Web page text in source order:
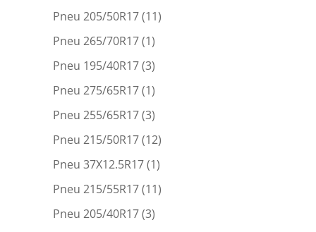
Pneu 205/50R17(11)
Pneu 265/70R17(1)
Pneu 195/40R17(3)
Pneu 275/65R17(1)
Pneu 255/65R17(3)
Pneu 215/50R17(12)
Pneu 37X12.5R17(1)
Pneu 215/55R17(11)
Pneu 205/40R17(3)